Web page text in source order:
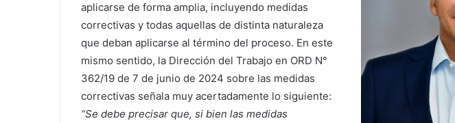
aplicarse de forma amplia, incluyendo medidas
correctivas y todas aquellas de distinta naturaleza
que deban aplicarse al término del proceso. En este
mismo sentido, la Dirección del Trabajo en ORD N°
362/19 de 7 de junio de 2024 sobre las medidas
correctivas señala muy acertadamente lo siguiente:
“Se debe precisar que, si bien las medidas